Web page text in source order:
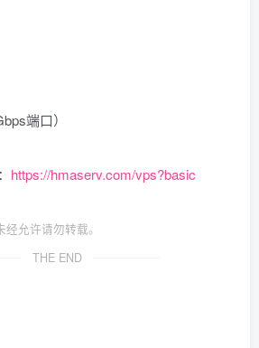
端口）
https://hmaserv.com/vps?basic
允许请勿转载。
THE END